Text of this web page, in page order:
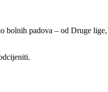
padova – od Druge lige,